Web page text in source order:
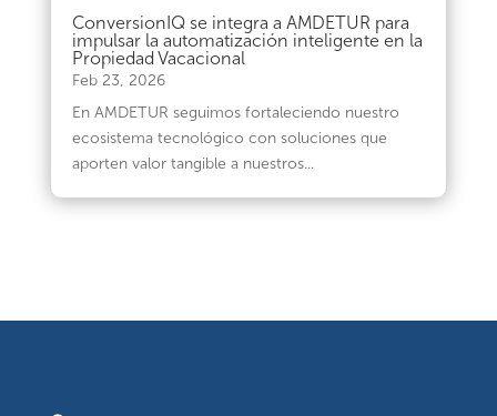
ConversionIQ se integra a AMDETUR para
impulsar la automatización inteligente en la
Propiedad Vacacional
Feb 23, 2026
En AMDETUR seguimos fortaleciendo nuestro
ecosistema tecnológico con soluciones que
aporten valor tangible a nuestros...